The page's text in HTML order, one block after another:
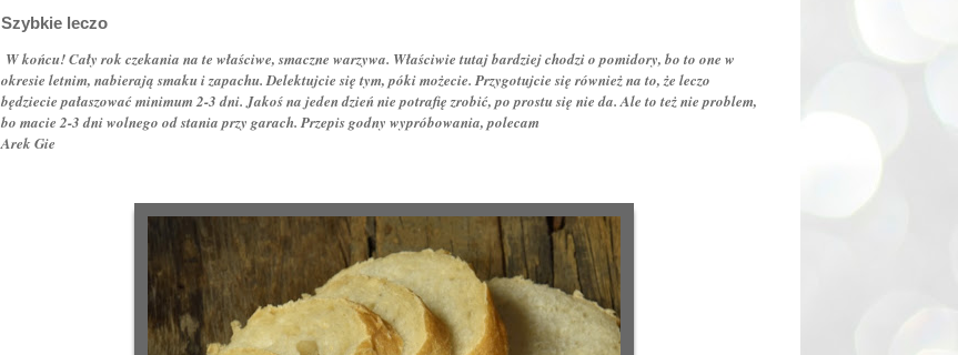
Szybkie leczo
W końcu! Cały rok czekania na te właściwe, smaczne warzywa. Właściwie tutaj bardziej chodzi o pomidory, bo to one w
okresie letnim, nabierają smaku i zapachu. Delektujcie się tym, póki możecie. Przygotujcie się również na to, że leczo
będziecie pałaszować minimum 2-3 dni. Jakoś na jeden dzień nie potrafię zrobić, po prostu się nie da. Ale to też nie problem,
bo macie 2-3 dni wolnego od stania przy garach. Przepis godny wypróbowania, polecam
Arek Gie